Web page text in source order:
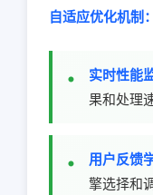
自适应优化机制：
实时性能
果和处理
用户反馈
擎选择和